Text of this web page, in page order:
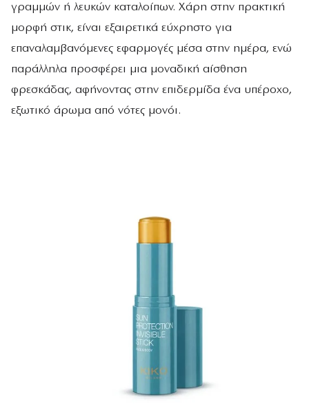
γραμμών ή λευκών καταλοίπων. Χάρη στην πρακτική
μορφή στικ, είναι εξαιρετικά εύχρηστο για
επαναλαμβανόμενες εφαρμογές μέσα στην ημέρα, ενώ
παράλληλα προσφέρει μια μοναδική αίσθηση
φρεσκάδας, αφήνοντας στην επιδερμίδα ένα υπέροχο,
εξωτικό άρωμα από νότες μονόι.